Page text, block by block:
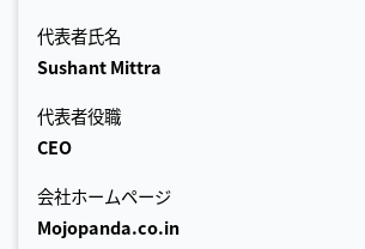
代表者氏名
Sushant Mittra
代表者役職
CEO
会社ホームページ
Mojopanda.co.in